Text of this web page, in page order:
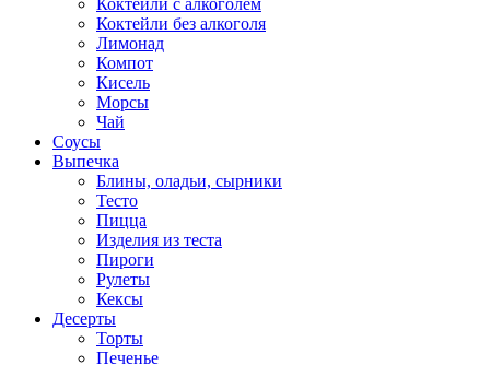
Коктейли с алкоголем
Коктейли без алкоголя
Лимонад
Компот
Кисель
Морсы
Чай
Соусы
Выпечка
Блины, оладьи, сырники
Тесто
Пицца
Изделия из теста
Пироги
Рулеты
Кексы
Десерты
Торты
Печенье